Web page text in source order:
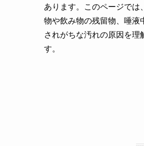
あります。このページで
物や飲み物の残留物、唾液
されがちな汚れの原因を
す。